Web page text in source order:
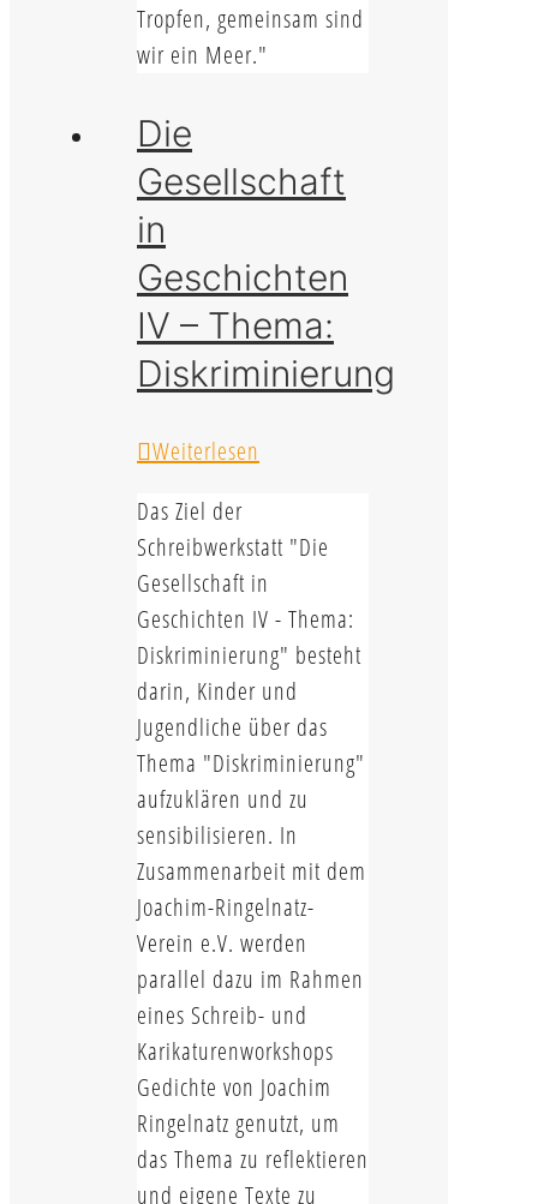
Tropfen, gemeinsam sind
wir ein Meer."
Die
Gesellschaft
in
Geschichten
IV – Thema:
Diskriminierung
Weiterlesen
Das Ziel der
Schreibwerkstatt "Die
Gesellschaft in
Geschichten IV - Thema:
Diskriminierung" besteht
darin, Kinder und
Jugendliche über das
Thema "Diskriminierung"
aufzuklären und zu
sensibilisieren. In
Zusammenarbeit mit dem
Joachim-Ringelnatz-
Verein e.V. werden
parallel dazu im Rahmen
eines Schreib- und
Karikaturenworkshops
Gedichte von Joachim
Ringelnatz genutzt, um
das Thema zu reflektieren
und eigene Texte zu